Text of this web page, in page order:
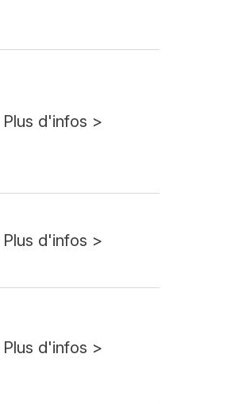
Plus d'infos >
Plus d'infos >
Plus d'infos >